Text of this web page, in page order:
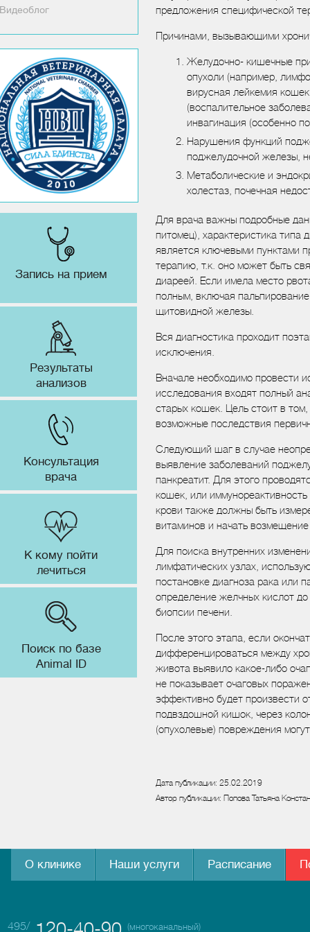
Видеоблог
Запись на прием
Результаты
анализов
Консультация
врача
К кому пойти
лечиться
Поиск по базе
Animal ID
предложения специфической
Причинами, вызывающими
Желудочно- кишечные
опухоли (например,
вирусная лейкемия
(воспалительное
инвагинация (особенно
Нарушения функций
поджелудочной железы,
Метаболические и
холестаз, почечная
Для врача важны подробные
питомец), характеристика типа
является ключевыми пунктами
терапию, т.к. оно может быть
диареей. Если имела место
полным, включая
щитовидной железы.
Вся диагностика проходит
исключения.
Вначале необходимо провести
исследования входят полный
старых кошек. Цель стоит в
возможные последствия
Следующий шаг в случае
выявление заболеваний
панкреатит. Для этого
кошек, или
крови также должны быть
витаминов и начать
Для поиска внутренних
лимфатических узлах,
постановке диагноза рака или
определение желчных кислот
биопсии печени.
После этого этапа, если
дифференцироваться между
живота выявило какое-либо
не показывает очаговых
эффективно будет произвести
подвздошной кишок, через
(опухолевые) повреждения
Дата публикации: 25.02.2019
Автор публикации: Попова Татьяна
О клинике Наши услуги Расписание
495/ (многоканальный)